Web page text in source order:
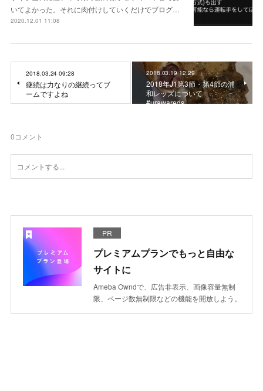
いてよかった。それに肉付けしていくだけでブログ…
2020.12.01 11:08
2018.03.24 09:28
継続は力なりの継続ってブ
ームですよね
2018.03.19 12:29
2018年J1第3節・第4節の浦
和レッズについて
#urawareds
0コメント
PR
プレミアムプランでもっと自由な
サイトに
Ameba Owndで、広告非表示、画像容量無制
限、ページ数無制限などの機能を開放しよう。